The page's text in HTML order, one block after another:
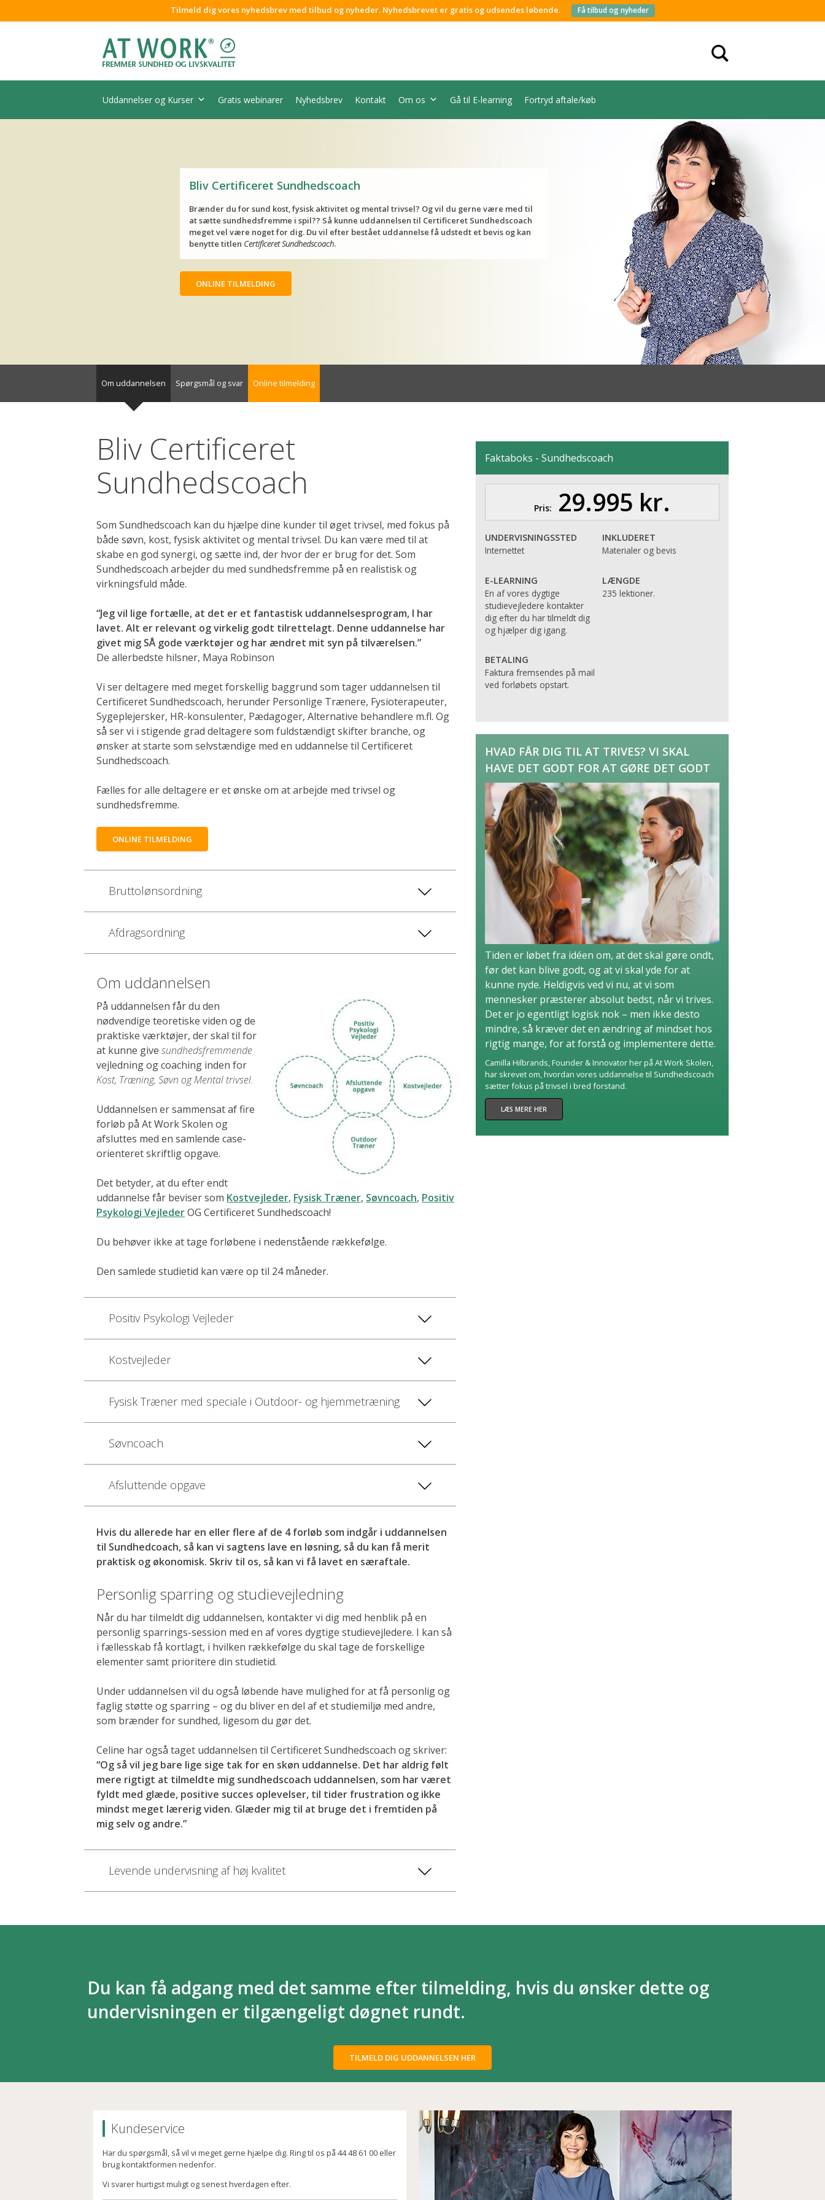
Tilmeld dig vores nyhedsbrev med tilbud og nyheder. Nyhedsbrevet er gratis og udsendes løbende. Få tilbud og nyheder
Uddannelser og Kurser Gratis webinarer Nyhedsbrev Kontakt Om os Gå til E-learning Fortryd aftale/køb
Bliv Certificeret Sundhedscoach
Brænder du for sund kost, fysisk aktivitet og mental trivsel? Og vil du gerne være med til
at sætte sundhedsfremme i spil?? Så kunne uddannelsen til Certificeret Sundhedscoach
meget vel være noget for dig. Du vil efter bestået uddannelse få udstedt et bevis og kan
benytte titlen Certificeret Sundhedscoach.
ONLINE TILMELDING
Om uddannelsen Spørgsmål og svar Online tilmelding
Bliv Certificeret
Sundhedscoach
Som Sundhedscoach kan du hjælpe dine kunder til øget trivsel, med fokus på
både søvn, kost, fysisk aktivitet og mental trivsel. Du kan være med til at
skabe en god synergi, og sætte ind, der hvor der er brug for det. Som
Sundhedscoach arbejder du med sundhedsfremme på en realistisk og
virkningsfuld måde.
“Jeg vil lige fortælle, at det er et fantastisk uddannelsesprogram, I har
lavet. Alt er relevant og virkelig godt tilrettelagt. Denne uddannelse har
givet mig SÅ gode værktøjer og har ændret mit syn på tilværelsen.”
De allerbedste hilsner, Maya Robinson
Vi ser deltagere med meget forskellig baggrund som tager uddannelsen til
Certificeret Sundhedscoach, herunder Personlige Trænere, Fysioterapeuter,
Sygeplejersker, HR-konsulenter, Pædagoger, Alternative behandlere m.fl. Og
så ser vi i stigende grad deltagere som fuldstændigt skifter branche, og
ønsker at starte som selvstændige med en uddannelse til Certificeret
Sundhedscoach.
Fælles for alle deltagere er et ønske om at arbejde med trivsel og
sundhedsfremme.
ONLINE TILMELDING
Bruttolønsordning
Afdragsordning
Om uddannelsen
På uddannelsen får du den
nødvendige teoretiske viden og de
praktiske værktøjer, der skal til for
at kunne give sundhedsfremmende
vejledning og coaching inden for
Kost, Træning, Søvn og Mental trivsel.
Uddannelsen er sammensat af fire
forløb på At Work Skolen og
afsluttes med en samlende case-
orienteret skriftlig opgave.
Det betyder, at du efter endt
uddannelse får beviser som Kostvejleder, Fysisk Træner, Søvncoach, Positiv
Psykologi VejlederOG Certificeret Sundhedscoach!
Du behøver ikke at tage forløbene i nedenstående rækkefølge.
Den samlede studietid kan være op til 24 måneder.
Positiv Psykologi Vejleder
Kostvejleder
Fysisk Træner med speciale i Outdoor- og hjemmetræning
Søvncoach
Afsluttende opgave
Hvis du allerede har en eller flere af de 4 forløb som indgår i uddannelsen
til Sundhedcoach, så kan vi sagtens lave en løsning, så du kan få merit
praktisk og økonomisk. Skriv til os, så kan vi få lavet en særaftale.
Personlig sparring og studievejledning
Når du har tilmeldt dig uddannelsen, kontakter vi dig med henblik på en
personlig sparrings-session med en af vores dygtige studievejledere. I kan så
i fællesskab få kortlagt, i hvilken rækkefølge du skal tage de forskellige
elementer samt prioritere din studietid.
Under uddannelsen vil du også løbende have mulighed for at få personlig og
faglig støtte og sparring – og du bliver en del af et studiemiljø med andre,
som brænder for sundhed, ligesom du gør det.
Celine har også taget uddannelsen til Certificeret Sundhedscoach og skriver:
“Og så vil jeg bare lige sige tak for en skøn uddannelse. Det har aldrig følt
mere rigtigt at tilmeldte mig sundhedscoach uddannelsen, som har været
fyldt med glæde, positive succes oplevelser, til tider frustration og ikke
mindst meget lærerig viden. Glæder mig til at bruge det i fremtiden på
mig selv og andre.”
Levende undervisning af høj kvalitet
Faktaboks - Sundhedscoach
Pris: 29.995 kr.
UNDERVISNINGSSTED
Internettet
INKLUDERET
Materialer og bevis
E-LEARNING
En af vores dygtige
studievejledere kontakter
dig efter du har tilmeldt dig
og hjælper dig igang.
LÆNGDE
235 lektioner.
BETALING
Faktura fremsendes på mail
ved forløbets opstart.
HVAD FÅR DIG TIL AT TRIVES? VI SKAL
HAVE DET GODT FOR AT GØRE DET GODT
Tiden er løbet fra idéen om, at det skal gøre ondt,
før det kan blive godt, og at vi skal yde for at
kunne nyde. Heldigvis ved vi nu, at vi som
mennesker præsterer absolut bedst, når vi trives.
Det er jo egentligt logisk nok – men ikke desto
mindre, så kræver det en ændring af mindset hos
rigtig mange, for at forstå og implementere dette.
Camilla Hilbrands, Founder & Innovator her på At Work Skolen,
har skrevet om, hvordan vores uddannelse til Sundhedscoach
sætter fokus på trivsel i bred forstand.
LÆS MERE HER
Du kan få adgang med det samme efter tilmelding, hvis du ønsker dette og
undervisningen er tilgængeligt døgnet rundt.
TILMELD DIG UDDANNELSEN HER
Kundeservice
Har du spørgsmål, så vil vi meget gerne hjælpe dig. Ring til os på 44 48 61 00 eller
brug kontaktformen nedenfor.
Vi svarer hurtigst muligt og senest hverdagen efter.